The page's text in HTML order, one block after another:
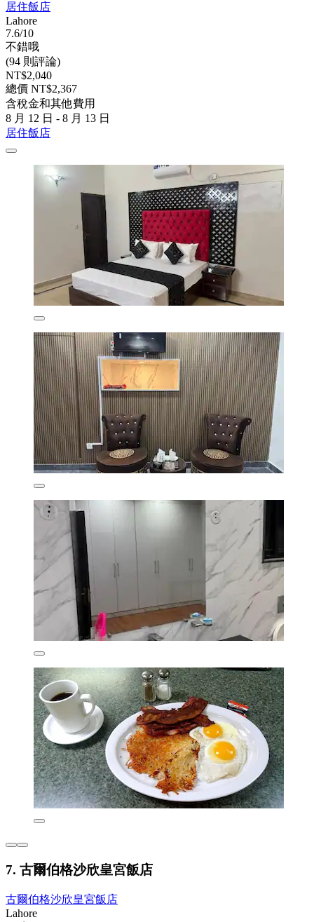
居住飯店
Lahore
7.6/10
不錯哦
(94 則評論)
NT$2,040
總價 NT$2,367
含稅金和其他費用
8 月 12 日 - 8 月 13 日
居住飯店
7. 古爾伯格沙欣皇宮飯店
古爾伯格沙欣皇宮飯店
Lahore